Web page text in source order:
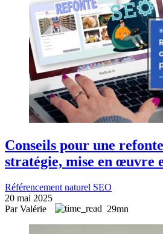
Conseils pour une
stratégie, mise en œuvre
Référencement naturel SEO
20 mai 2025
Par Valérie
29mn